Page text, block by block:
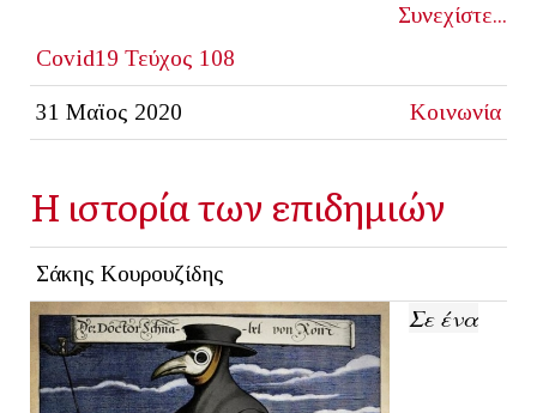
Συνεχίστε...
Covid19 Τεύχος 108
31 Μαϊος 2020 Κοινωνία
Η ιστορία των επιδημιών
Σάκης Κουρουζίδης
Σε ένα